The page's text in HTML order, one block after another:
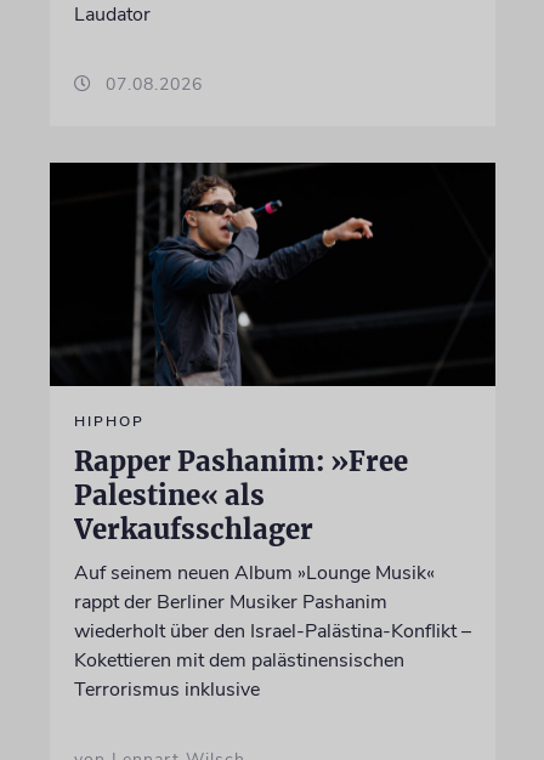
Laudator
07.08.2026
HIPHOP
Rapper Pashanim: »Free
Palestine« als
Verkaufsschlager
Auf seinem neuen Album »Lounge Musik«
rappt der Berliner Musiker Pashanim
wiederholt über den Israel-Palästina-Konflikt –
Kokettieren mit dem palästinensischen
Terrorismus inklusive